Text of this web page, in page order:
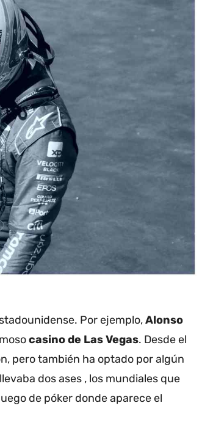
Por ejemplo,Alonso
casino de Las Vegas. Desde el
pero también ha optado por algún
dos ases , los mundiales que
de póker donde aparece el